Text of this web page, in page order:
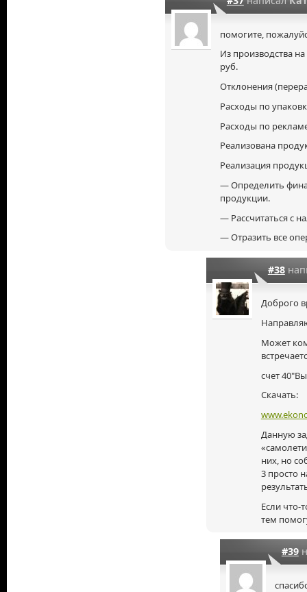
помогите,
Из производства
руб.
Отклонения
Расходы по
Расходы по
Реализована
Реализация
— Определить
продукции.
— Рассчитаться с
— Отразить все
#38
Доброго
Может
счет
Скачать:
Данную
них, но
3 просто
Если что-
тем
#39